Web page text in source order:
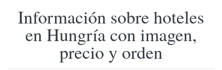
Información sobre hoteles
en Hungría con imagen,
precio y orden